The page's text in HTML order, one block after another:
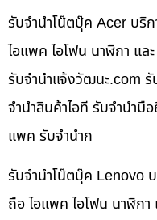
รับจำนำโน๊ตบุ๊ค Acer บริ
ไอแพค ไอโฟน นาฬิกา แล
รับจํานําแจ้งวัฒนะ.com
จำนำสินค้าไอที รับจำนำมื
แพค รับจำนำก
รับจำนำโน๊ตบุ๊ค Lenovo
ถือ ไอแพค ไอโฟน นาฬิก